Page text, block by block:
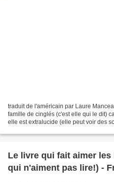
traduit de l'américain par Laure
famille de cinglés (c'est elle qui le dit)
elle est extralucide (elle peut voir des
Le livre qui fait aimer les
qui n'aiment pas lire!) -